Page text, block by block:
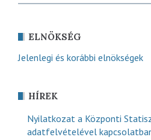
ELNÖKSÉG
Jelenlegi és korábbi elnökségek
HÍREK
Nyilatkozat a Központi
adatfelvételével